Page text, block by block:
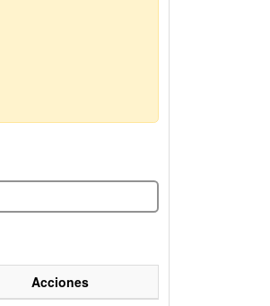
Acciones